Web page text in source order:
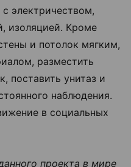
электричеством,
изоляцией. Кроме
и потолок мягким,
разместить
поставить унитаз и
наблюдения.
в социальных
проекта в мире